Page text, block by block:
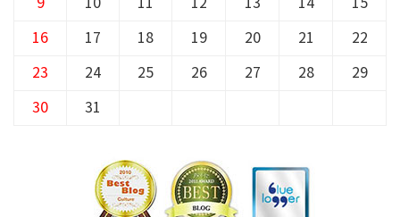
9 10 11 12 13 14 15
16 17 18 19 20 21 22
23 24 25 26 27 28 29
30 31